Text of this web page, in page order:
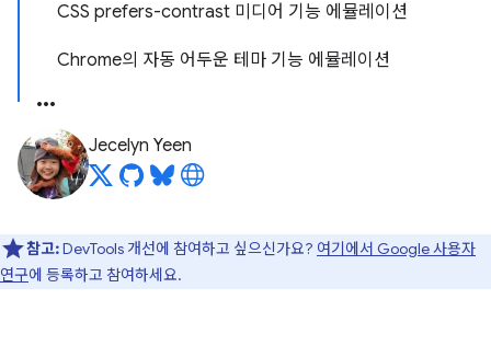
CSS prefers-contrast 미디어 기능 에뮬레이션
Chrome의 자동 어두운 테마 기능 에뮬레이션
Jecelyn Yeen
참고:DevTools 개선에 참여하고 싶으신가요? 여기에서 Google 사용자
연구에 등록하고 참여하세요.